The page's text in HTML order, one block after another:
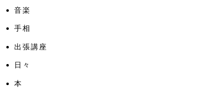
音楽
手相
出張講座
日々
本